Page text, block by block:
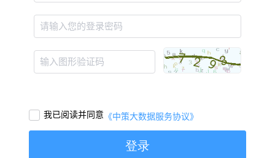
请输入您的登录密码
输入图形验证码
我已阅读并同意 《中策大数据服务协议》
登录